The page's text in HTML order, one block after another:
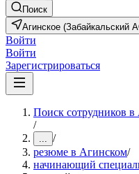
Поиск
Агинское (Забайкальский
Войти
Войти
Зарегистрироваться
Поиск сотрудников
/
... /
резюме в Агинском/
начинающий